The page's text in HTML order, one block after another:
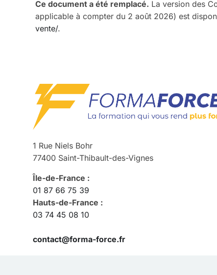
Ce document a été remplacé. La version des
applicable à compter du 2 août 2026) est
vente/.
1 Rue Niels Bohr
77400 Saint-Thibault-des-Vignes
Île-de-France :
01 87 66 75 39
Hauts-de-France :
03 74 45 08 10
contact@forma-force.fr